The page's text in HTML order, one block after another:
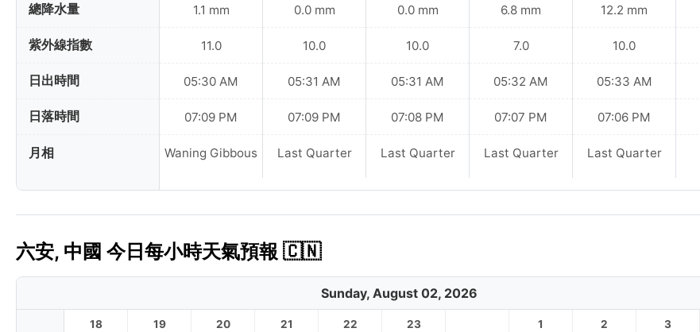
總降水量
紫外線指數
日出時間
日落時間
月相
1.1 mm
11.0
05:30 AM
07:09 PM
Waning Gibbous
0.0 mm
10.0
05:31 AM
07:09 PM
Last Quarter
0.0 mm
10.0
05:31 AM
07:08 PM
Last Quarter
6.8 mm
7.0
05:32 AM
07:07 PM
Last Quarter
12.2 mm
10.0
05:33 AM
07:06 PM
Last Quarter
六安, 中國 今日每小時天氣預報 🇨🇳
Sunday, August 02, 2026
18 19 20 21 22 23 1 2 3